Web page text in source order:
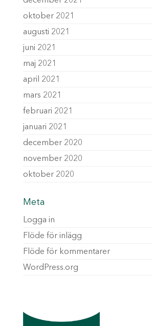
oktober 2021
augusti 2021
juni 2021
maj 2021
april 2021
mars 2021
februari 2021
januari 2021
december 2020
november 2020
oktober 2020
Meta
Logga in
Flöde för inlägg
Flöde för kommentarer
WordPress.org